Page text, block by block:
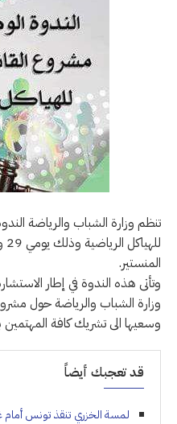
تنظم وزارة الشباب والرياضة
المنستير.
وتأتى هذه الندوة في إطار
وزارة الشباب والرياضة حول
وسعيها الى تشريك كافة المهتمين
قد تعجبك أيضاً
لمسة الخزري تنقذ تونس أمام